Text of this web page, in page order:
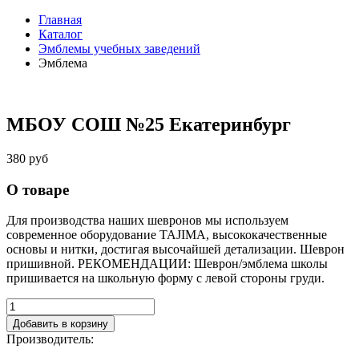
Главная
Каталог
Эмблемы учебных заведений
Эмблема
МБОУ СОШ №25 Екатеринбург
380 руб
О товаре
Для производства наших шевронов мы используем
современное оборудование TAJIMA, высококачественные
основы и нитки, достигая высочайшей детализации. Шеврон
пришивной. РЕКОМЕНДАЦИИ: Шеврон/эмблема школы
пришивается на школьную форму с левой стороны груди.
Добавить в корзину
Производитель: